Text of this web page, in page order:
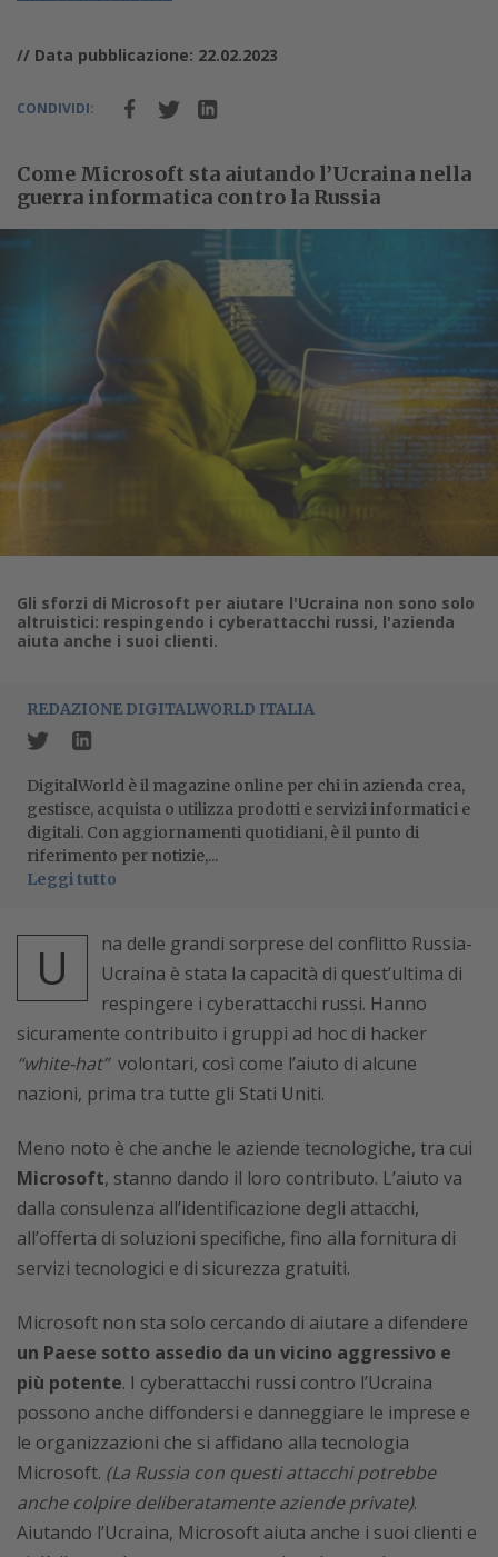
// Data pubblicazione: 22.02.2023
CONDIVIDI:
Come Microsoft sta aiutando l’Ucraina nella
guerra informatica contro la Russia
Gli sforzi di Microsoft per aiutare l'Ucraina non sono solo
altruistici: respingendo i cyberattacchi russi, l'azienda
aiuta anche i suoi clienti.
REDAZIONE DIGITALWORLD ITALIA
DigitalWorld è il magazine online per chi in azienda crea,
gestisce, acquista o utilizza prodotti e servizi informatici e
digitali. Con aggiornamenti quotidiani, è il punto di
riferimento per notizie,...
Leggi tutto
U
na delle grandi sorprese del conflitto Russia-
Ucraina è stata la capacità di quest’ultima di
respingere i cyberattacchi russi. Hanno
sicuramente contribuito i gruppi ad hoc di hacker
“white-hat”volontari, così come l’aiuto di alcune
nazioni, prima tra tutte gli Stati Uniti.
Meno noto è che anche le aziende tecnologiche, tra cui
Microsoft, stanno dando il loro contributo. L’aiuto va
dalla consulenza all’identificazione degli attacchi,
all’offerta di soluzioni specifiche, fino alla fornitura di
servizi tecnologici e di sicurezza gratuiti.
Microsoft non sta solo cercando di aiutare a difendere
un Paese sotto assedio da un vicino aggressivo e
più potente. I cyberattacchi russi contro l’Ucraina
possono anche diffondersi e danneggiare le imprese e
le organizzazioni che si affidano alla tecnologia
Microsoft. (La Russia con questi attacchi potrebbe
anche colpire deliberatamente aziende private).
Aiutando l’Ucraina, Microsoft aiuta anche i suoi clienti e